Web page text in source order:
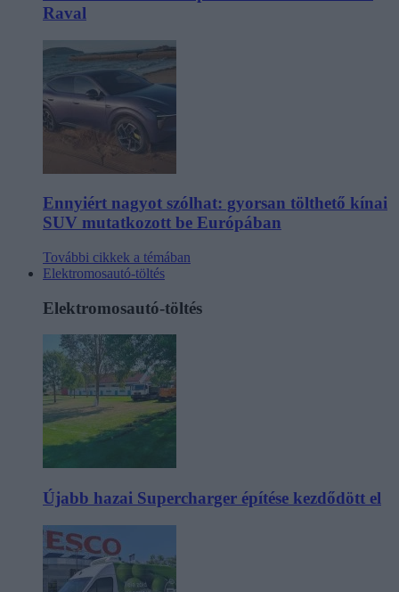
Raval
Ennyiért nagyot szólhat: gyorsan tölthető kínai
SUV mutatkozott be Európában
További cikkek a témában
Elektromosautó-töltés
Elektromosautó-töltés
Újabb hazai Supercharger építése kezdődött el